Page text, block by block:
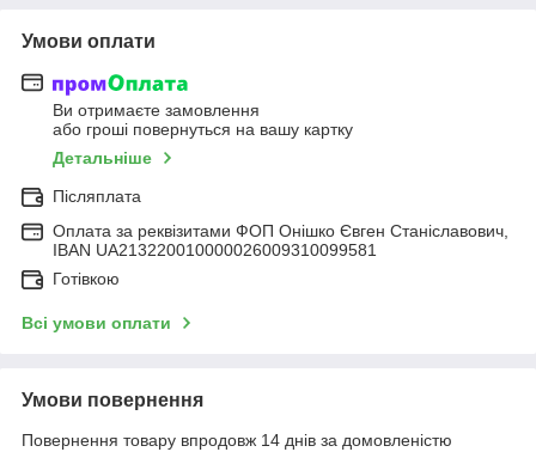
Умови оплати
Ви отримаєте замовлення
або гроші повернуться на вашу картку
Детальніше
Післяплата
Оплата за реквізитами ФОП Онішко Євген Станіславович,
IBAN UA213220010000026009310099581
Готівкою
Всі умови оплати
Умови повернення
Повернення товару впродовж 14 днів за домовленістю